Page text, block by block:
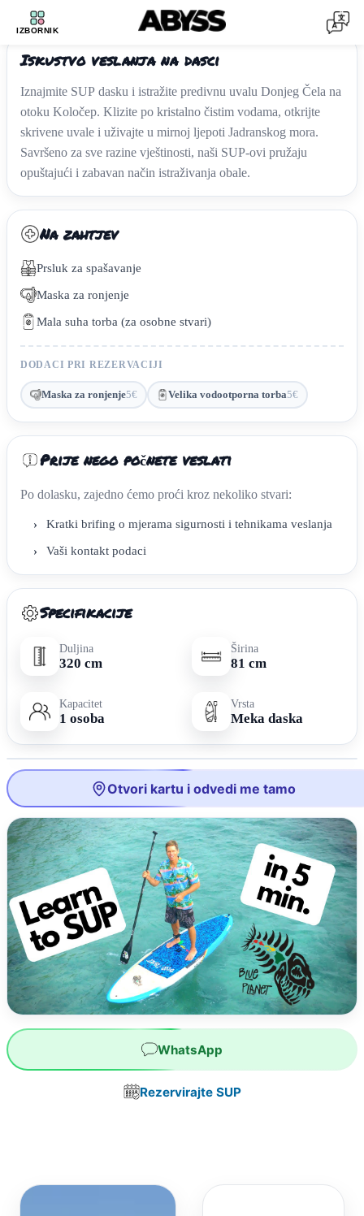
IZBORNIK
‹
/3
PADDLE BOARD
Iskustvo veslanja na dasci
Iznajmite SUP dasku i istražite predivnu uvalu Donjeg Čela na
otoku Koločep. Klizite po kristalno čistim vodama, otkrijte
skrivene uvale i uživajte u mirnoj ljepoti Jadranskog mora.
Savršeno za sve razine vještinosti, naši SUP-ovi pružaju
opuštajući i zabavan način istraživanja obale.
Na zahtjev
Prsluk za spašavanje
Maska za ronjenje
Mala suha torba (za osobne stvari)
DODACI PRI REZERVACIJI
Maska za ronjenje5€ Velika vodootporna torba5€
Prije nego počnete veslati
Po dolasku, zajedno ćemo proći kroz nekoliko stvari:
› Kratki brifing o mjerama sigurnosti i tehnikama veslanja
› Vaši kontakt podaci
Specifikacije
Duljina
320 cm
Širina
81 cm
Kapacitet
1 osoba
Vrsta
Meka daska
Otvori kartu i odvedi me tamo
WhatsApp
Rezervirajte SUP